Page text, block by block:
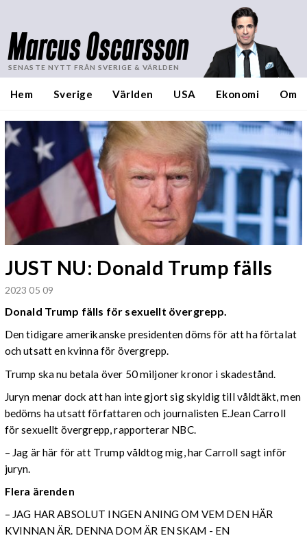
Marcus Oscarsson
SENASTE NYTT FRÅN SVERIGE & VÄRLDEN
Hem Sverige Världen USA Ekonomi Om
JUST NU: Donald Trump fälls
2023 05 09
Donald Trump fälls för sexuellt övergrepp.
Den tidigare amerikanske presidenten döms för att ha förtalat
och utsatt en kvinna för övergrepp.
Trump ska nu betala över 50 miljoner kronor i skadestånd.
Juryn menar dock att han inte gjort sig skyldig till våldtäkt, men
bedöms ha utsatt författaren och journalisten E.Jean Carroll
för sexuellt övergrepp, rapporterar NBC.
– Jag är här för att Trump våldtog mig, har Carroll sagt inför
juryn.
Flera ärenden
– JAG HAR ABSOLUT INGEN ANING OM VEM DEN HÄR
KVINNAN ÄR. DENNA DOM ÄR EN SKAM - EN